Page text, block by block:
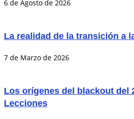
6 de Agosto de 2026
La realidad de la transición a
7 de Marzo de 2026
Los orígenes del blackout del
Lecciones